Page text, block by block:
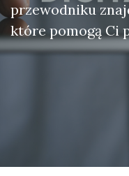
przewodniku
które pomogą Ci